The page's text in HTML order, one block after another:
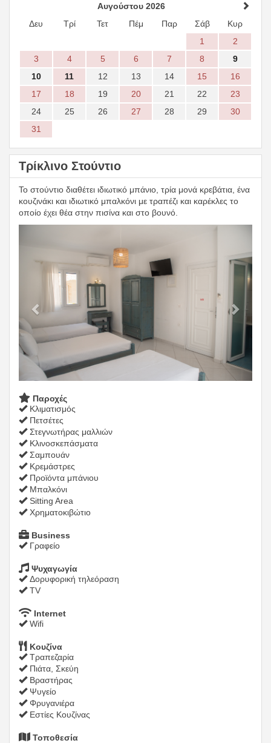
Αυγούστου 2026
Δευ
Τρί Τετ Πέμ Παρ Σάβ
Κυρ
1
2
3
4 5 6 7 8
9
10
11 12 13 14 15
16
17
18 19 20 21 22
23
24
25 26 27 28 29
30
31
Τρίκλινο Στούντιο
Το στούντιο διαθέτει ιδιωτικό μπάνιο, τρία μονά κρεβάτια, ένα
κουζινάκι και ιδιωτικό μπαλκόνι με τραπέζι και καρέκλες το
οποίο έχει θέα στην πισίνα και στο βουνό.
Παροχές
Κλιματισμός
Πετσέτες
Στεγνωτήρας μαλλιών
Κλινοσκεπάσματα
Σαμπουάν
Κρεμάστρες
Προϊόντα μπάνιου
Μπαλκόνι
Sitting Area
Χρηματοκιβώτιο
Business
Γραφείο
Ψυχαγωγία
Δορυφορική τηλεόραση
TV
Internet
Wifi
Κουζίνα
Τραπεζαρία
Πιάτα, Σκεύη
Βραστήρας
Ψυγείο
Φρυγανιέρα
Εστίες Κουζίνας
Τοποθεσία